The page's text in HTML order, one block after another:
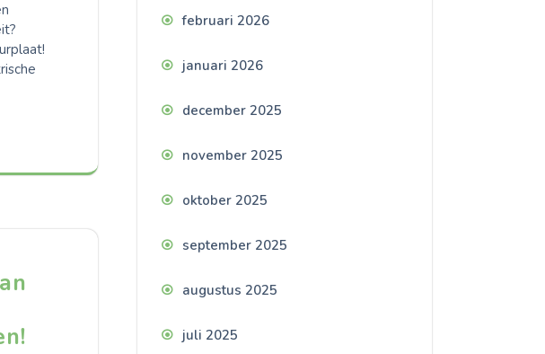
februari 2026
januari 2026
december 2025
november 2025
oktober 2025
september 2025
augustus 2025
juli 2025